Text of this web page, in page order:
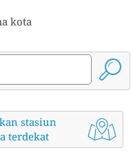
kota
stasiun
terdekat